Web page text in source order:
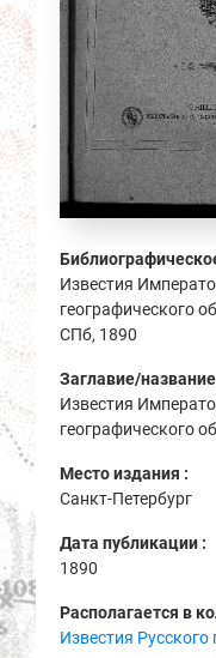
Известия
географического
СПб, 1890
Заглавие/
Известия
географического
Место издания :
Санкт-Петербург
Дата публикации :
1890
Располагается в
Известия